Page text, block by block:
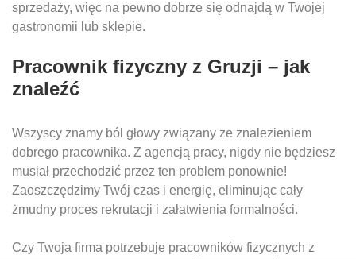
sprzedaży, więc na pewno dobrze się odnajdą w Twojej
gastronomii lub sklepie.
Pracownik fizyczny z Gruzji – jak
znaleźć
Wszyscy znamy ból głowy związany ze znalezieniem
dobrego pracownika. Z agencją pracy, nigdy nie będziesz
musiał przechodzić przez ten problem ponownie!
Zaoszczędzimy Twój czas i energię, eliminując cały
żmudny proces rekrutacji i załatwienia formalności.
Czy Twoja firma potrzebuje pracowników fizycznych z